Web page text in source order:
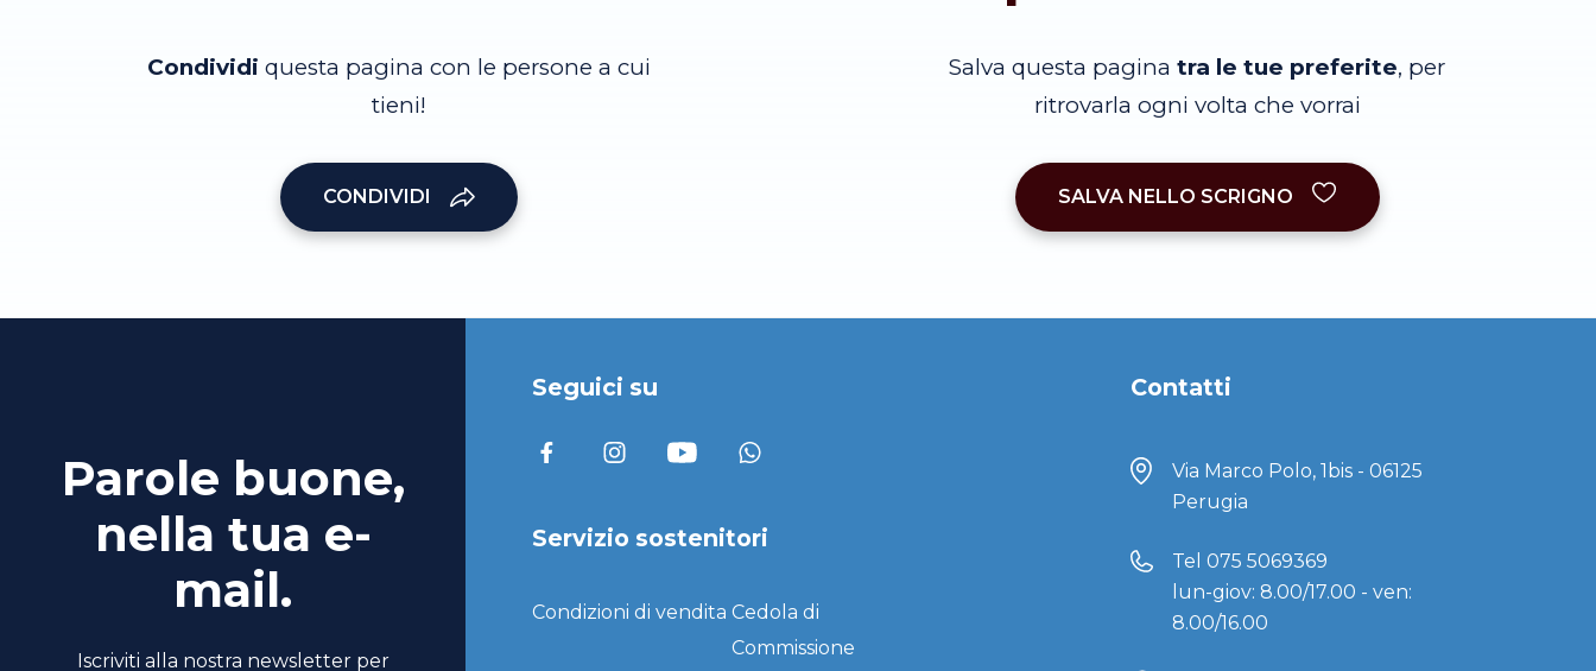
Condividi questa pagina con le persone a cui
tieni!
CONDIVIDI
Salva questa pagina tra le tue preferite, per
ritrovarla ogni volta che vorrai
SALVA NELLO SCRIGNO
Parole buone,
nella tua e-
mail.
Iscriviti alla nostra newsletter per
Seguici su
Servizio sostenitori
Condizioni di vendita Cedola di
Commissione
Contatti
Via Marco Polo, 1bis - 06125
Perugia
Tel 075 5069369
lun-giov: 8.00/17.00 - ven:
8.00/16.00